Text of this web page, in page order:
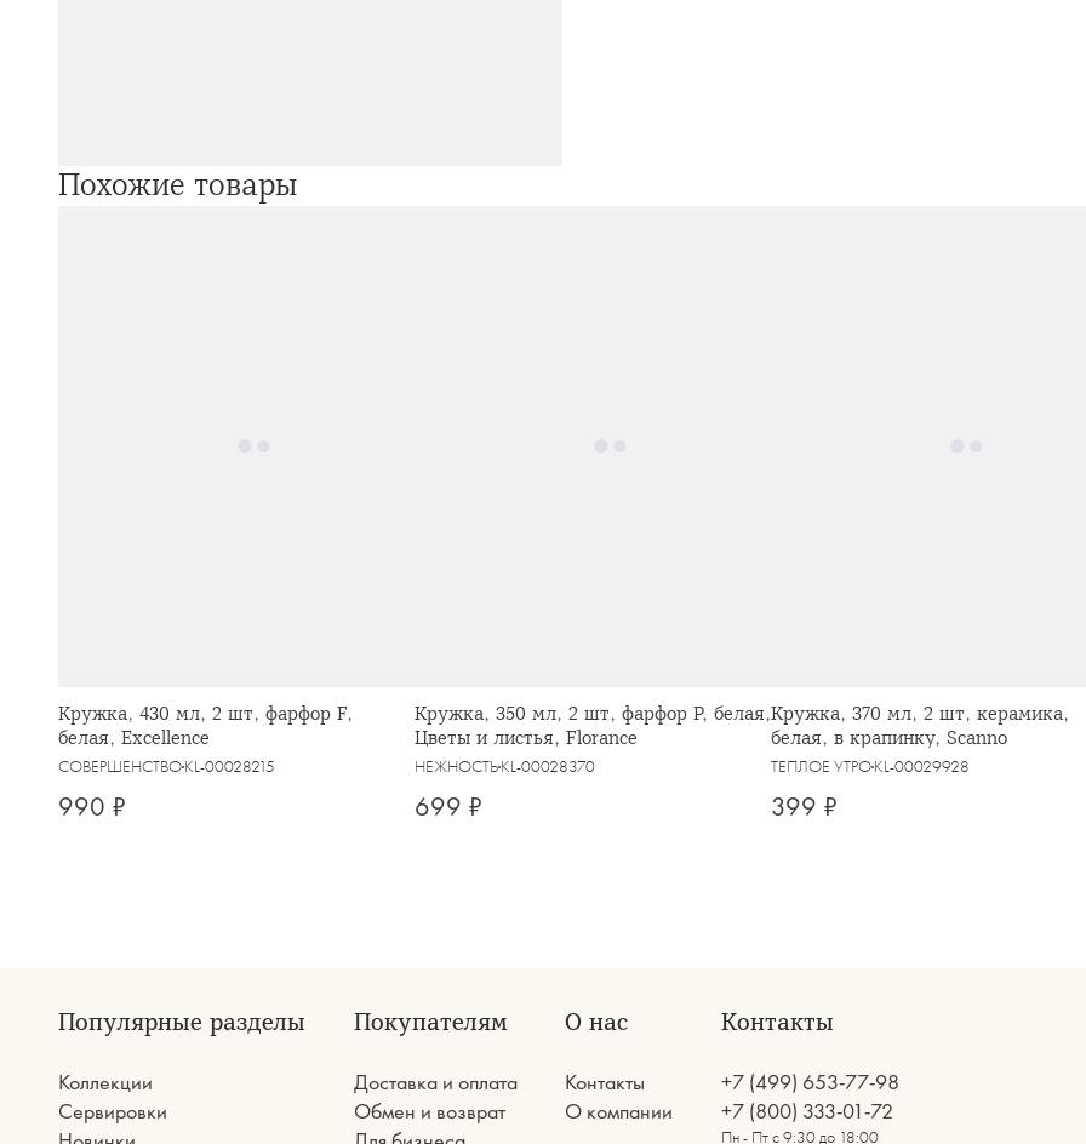
Похожие товары
Кружка, 430 мл, 2 шт, фарфор F,
белая, Excellence
СОВЕРШЕНСТВОKL-00028215
990 ₽
Кружка, 350 мл, 2 шт, фарфор P, белая,
Цветы и листья, Florance
НЕЖНОСТЬKL-00028370
699 ₽
Кружка, 370 мл, 2 шт, керамика,
белая, в крапинку, Scanno
ТЕПЛОЕ УТРОKL-00029928
399 ₽
Популярные разделы
Коллекции
Сервировки
Покупателям
Доставка и оплата
Обмен и возврат
О нас
Контакты
О компании
Контакты
+7 (499) 653-77-98
+7 (800) 333-01-72
Пн - Пт с 9:30 до 18:00